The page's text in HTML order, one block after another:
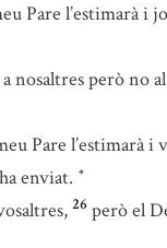
Pare l’estimarà i
nosaltres però no
Pare l’estimarà i
enviat. *
26 però el